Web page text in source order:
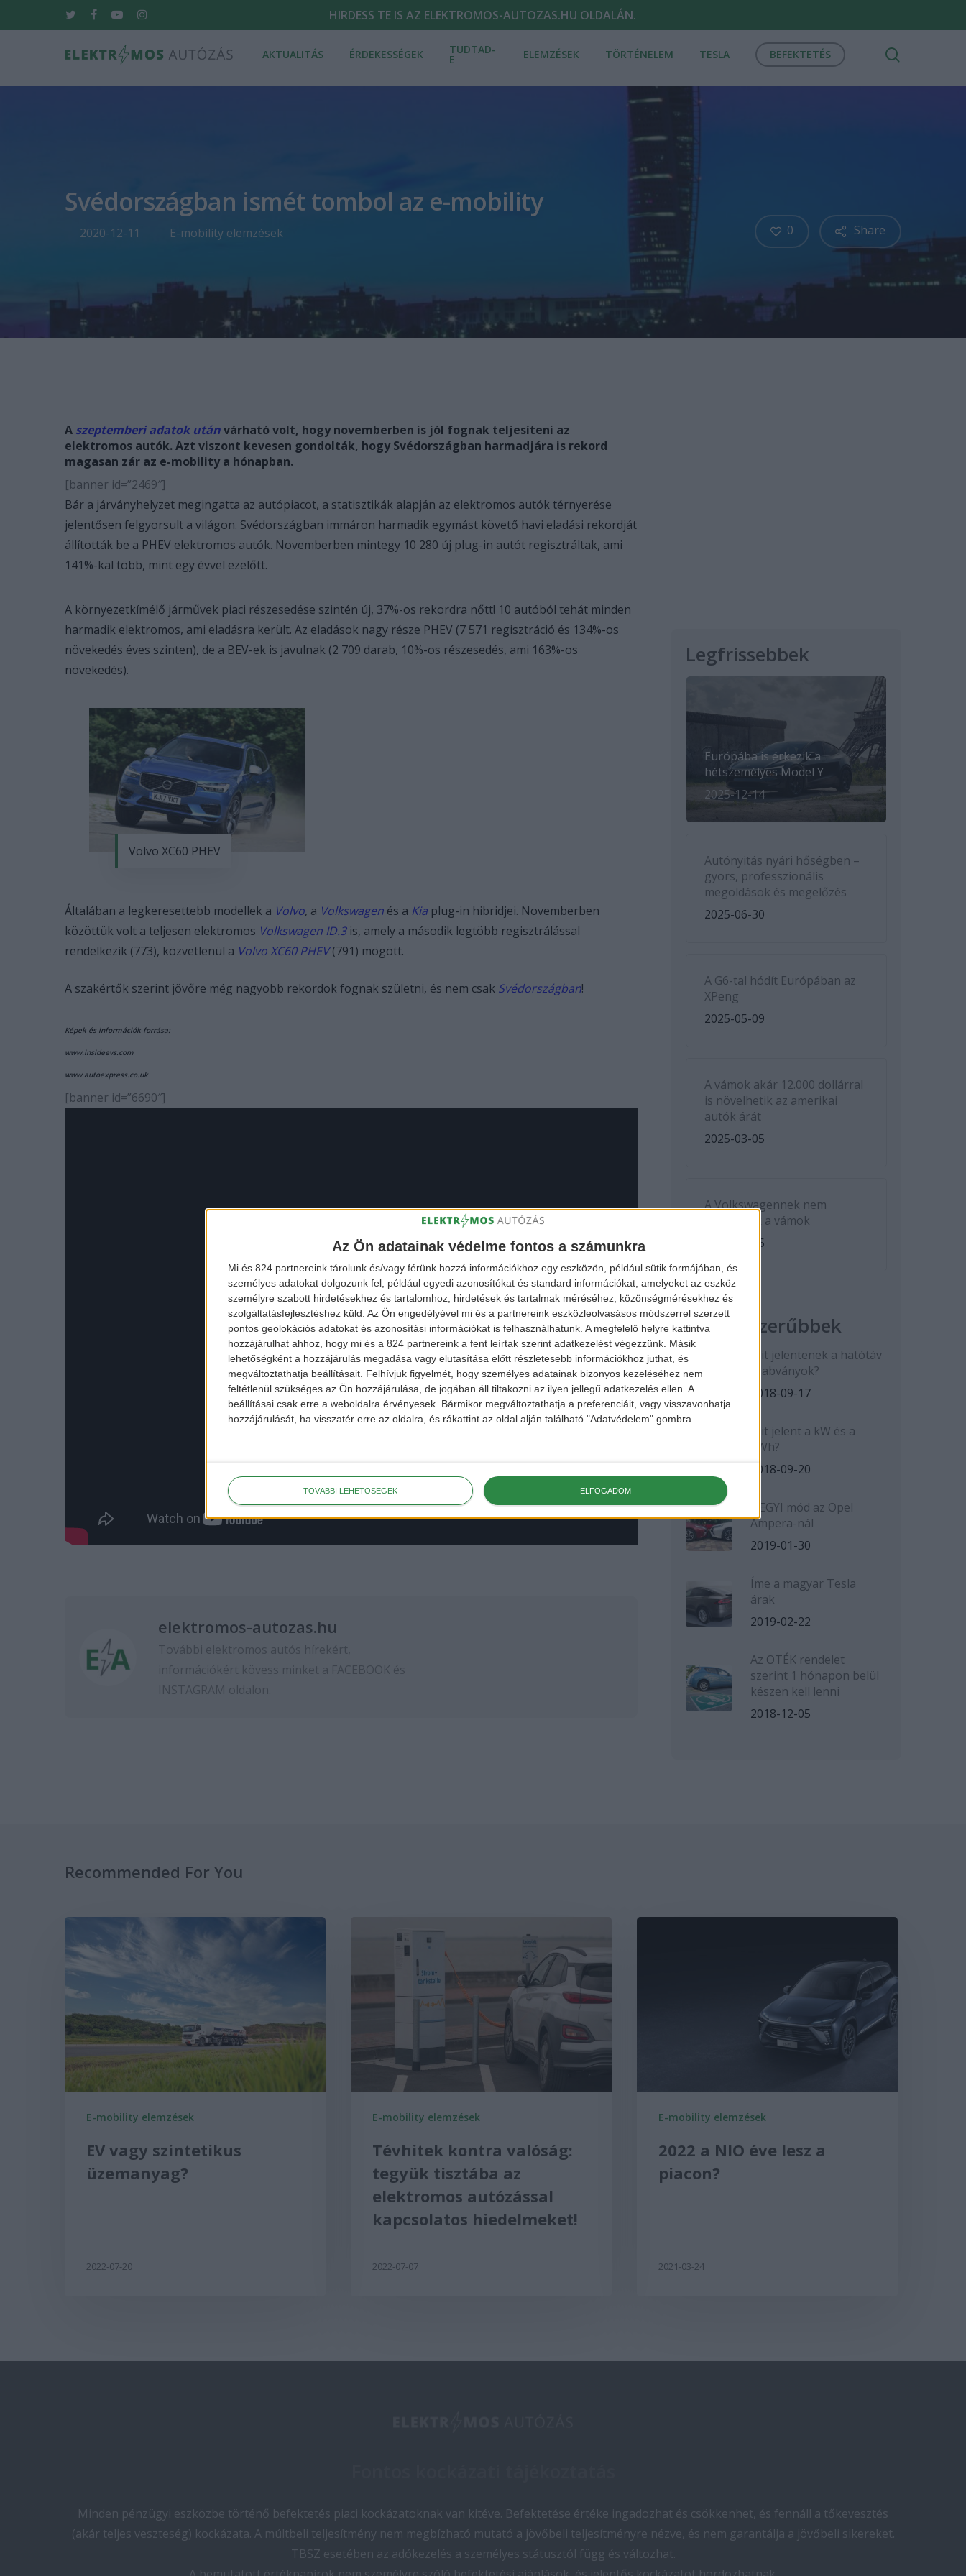
Az Ön adatainak védelme fontos a számunkra
Mi és 824 partnereink tárolunk és/vagy férünk hozzá információkhoz egy eszközön, például sütik formájában, és
személyes adatokat dolgozunk fel, például egyedi azonosítókat és standard információkat, amelyeket az eszköz
személyre szabott hirdetésekhez és tartalomhoz, hirdetések és tartalmak méréséhez, közönségmérésekhez és
szolgáltatásfejlesztéshez küld. Az Ön engedélyével mi és a partnereink eszközleolvasásos módszerrel szerzett
pontos geolokációs adatokat és azonosítási információkat is felhasználhatunk. A megfelelő helyre kattintva
hozzájárulhat ahhoz, hogy mi és a 824 partnereink a fent leírtak szerint adatkezelést végezzünk. Másik
lehetőségként a hozzájárulás megadása vagy elutasítása előtt részletesebb információkhoz juthat, és
megváltoztathatja beállításait. Felhívjuk figyelmét, hogy személyes adatainak bizonyos kezeléséhez nem
feltétlenül szükséges az Ön hozzájárulása, de jogában áll tiltakozni az ilyen jellegű adatkezelés ellen. A
beállításai csak erre a weboldalra érvényesek. Bármikor megváltoztathatja a preferenciáit, vagy visszavonhatja
hozzájárulását, ha visszatér erre az oldalra, és rákattint az oldal alján található "Adatvédelem" gombra.
TOVÁBBI LEHETŐSÉGEK ELFOGADOM
to
twitter facebookyoutubeinstagram HIRDESS TE IS AZ ELEKTROMOS-AUTOZAS.HU OLDALÁN.
AKTUALITÁS ÉRDEKESSÉGEK TUDTAD-
E ELEMZÉSEK TÖRTÉNELEM TESLA BEFEKTETÉS
Svédországban ismét tombol az e-mobility
2020-12-11 E-mobility elemzések Share
0
A szeptemberi adatok utánvárható volt, hogy novemberben is jól fognak teljesíteni az
elektromos autók. Azt viszont kevesen gondolták, hogy Svédországban harmadjára is rekord
magasan zár az e-mobility a hónapban.
[banner id=”2469″]
Bár a járványhelyzet megingatta az autópiacot, a statisztikák alapján az elektromos autók térnyerése
jelentősen felgyorsult a világon. Svédországban immáron harmadik egymást követő havi eladási rekordját
állították be a PHEV elektromos autók. Novemberben mintegy 10 280 új plug-in autót regisztráltak, ami
141%-kal több, mint egy évvel ezelőtt.
A környezetkímélő járművek piaci részesedése szintén új, 37%-os rekordra nőtt! 10 autóból tehát minden
harmadik elektromos, ami eladásra került. Az eladások nagy része PHEV (7 571 regisztráció és 134%-os
növekedés éves szinten), de a BEV-ek is javulnak (2 709 darab, 10%-os részesedés, ami 163%-os
növekedés).
Volvo XC60 PHEV
Általában a legkeresettebb modellek a Volvo, a Volkswagen és a Kia plug-in hibridjei. Novemberben
közöttük volt a teljesen elektromos Volkswagen ID.3is, amely a második legtöbb regisztrálással
rendelkezik (773), közvetlenül a Volvo XC60 PHEV(791) mögött.
A szakértők szerint jövőre még nagyobb rekordok fognak születni, és nem csak Svédországban!
Képek és információk forrása:
www.insideevs.com
www.autoexpress.co.uk
[banner id=”6690″]
elektromos-autozas.hu
További elektromos autós hírekért,
információkért kövess minket a FACEBOOK és
INSTAGRAM oldalon.
Legfrissebbek
Európába is érkezik a
hétszemélyes Model Y
2025-12-14
Autónyitás nyári hőségben –
gyors, professzionális
megoldások és megelőzés
2025-06-30
A G6-tal hódít Európában az
XPeng
2025-05-09
A vámok akár 12.000 dollárral
is növelhetik az amerikai
autók árát
2025-03-05
A Volkswagennek nem
kedveznek a vámok
2025-03-05
Legnépszerűbbek
Mit jelentenek a hatótáv
szabványok?
2018-09-17
Mit jelent a kW és a
kWh?
2018-09-20
HEGYI mód az Opel
Ampera-nál
2019-01-30
Íme a magyar Tesla
árak
2019-02-22
Az OTÉK rendelet
szerint 1 hónapon belül
készen kell lenni
2018-12-05
Recommended For You
E-mobility elemzések
EV vagy szintetikus
üzemanyag?
2022-07-20
E-mobility elemzések
Tévhitek kontra valóság:
tegyük tisztába az
elektromos autózással
kapcsolatos hiedelmeket!
2022-07-07
E-mobility elemzések
2022 a NIO éve lesz a
piacon?
2021-03-24
Minden pénzügyi eszközbe történő befektetés piaci kockázatoknak van kitéve. Befektetése értéke ingadozhat és csökkenhet, és fennáll a tőkevesztés
(akár teljes veszteség) kockázata. A múltbeli teljesítmény nem megbízható mutató a jövőbeli teljesítményre nézve, és nem garantálja a jövőbeli sikereket.
TBSZ esetében az adókezelés a személyes státusztól függ és változhat.